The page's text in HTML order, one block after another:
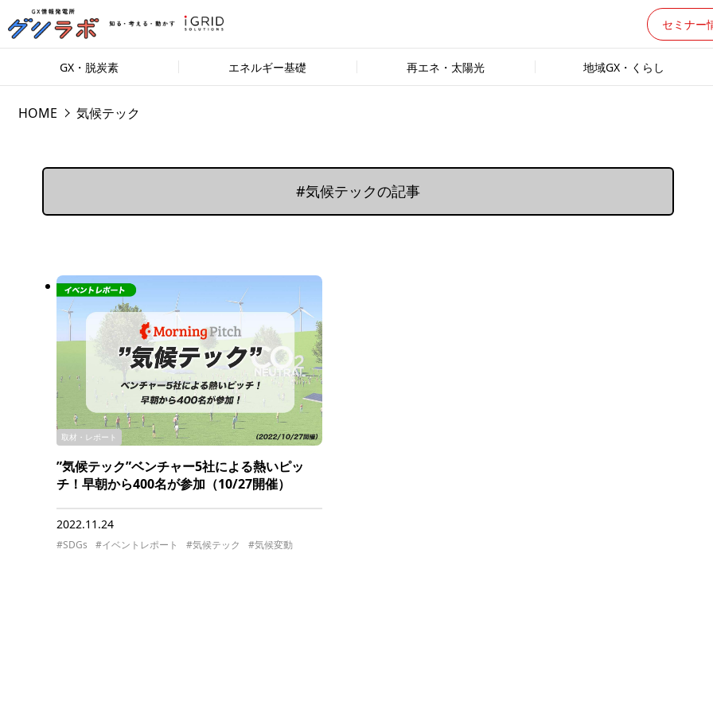
セミナー
GX・脱炭素 エネルギー基礎 再エネ・太陽光 地域GX・くらし
HOME 気候テック
#気候テックの記事
取材・レポート
”気候テック”ベンチャー5社による熱いピッ
チ！早朝から400名が参加（10/27開催）
2022.11.24
#SDGs #イベントレポート #気候テック #気候変動